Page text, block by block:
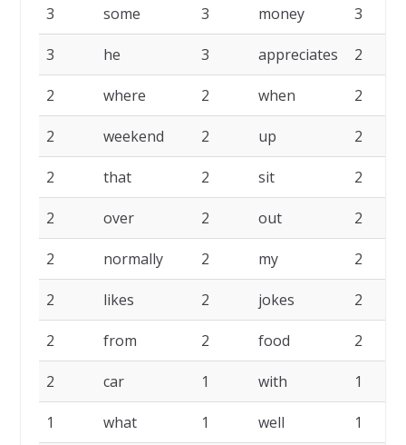
3 some 3 money 3
3 he 3 appreciates 2
2 where 2 when 2
2 weekend 2 up 2
2 that 2 sit 2
2 over 2 out 2
2 normally 2 my 2
2 likes 2 jokes 2
2 from 2 food 2
2 car 1 with 1
1 what 1 well 1